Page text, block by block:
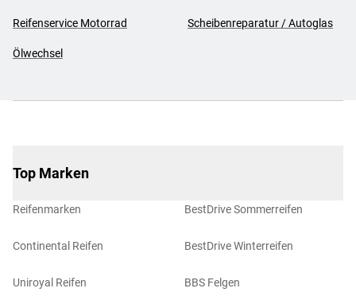
Reifenservice Motorrad Scheibenreparatur / Autoglas
Ölwechsel
Top Marken
Reifenmarken
Continental Reifen
Uniroyal Reifen
BestDrive Sommerreifen
BestDrive Winterreifen
BBS Felgen